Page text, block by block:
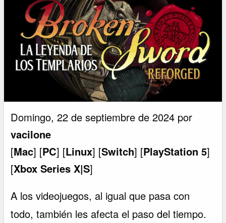
Domingo, 22 de septiembre de 2024 por
vacilone
[Mac] [PC] [Linux] [Switch] [PlayStation 5]
[Xbox Series X|S]
A los videojuegos, al igual que pasa con
todo, también les afecta el paso del tiempo.